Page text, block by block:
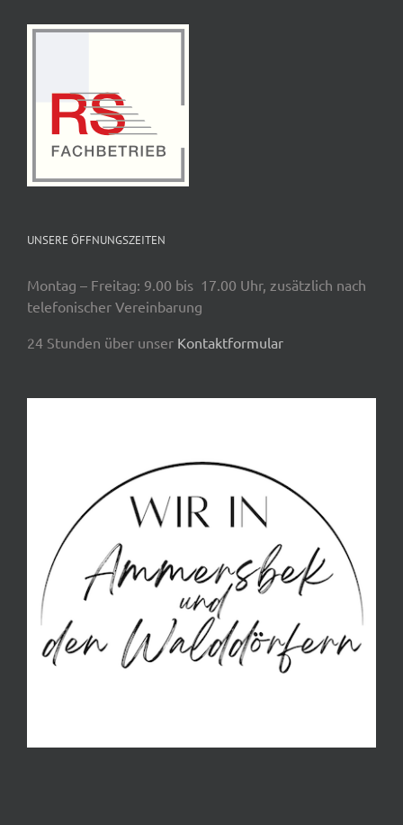
UNSERE ÖFFNUNGSZEITEN
Montag – Freitag: 9.00 bis 17.00 Uhr, zusätzlich nach
telefonischer Vereinbarung
24 Stunden über unser Kontaktformular